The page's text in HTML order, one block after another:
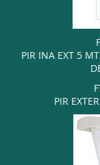
PIR INA EXT 5
PIR